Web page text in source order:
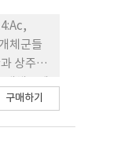
체군들
상주개
의 경우
구매하기